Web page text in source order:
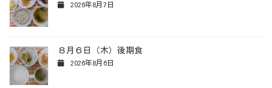
2026年8月7日
８月６日（木）後期食
2026年8月6日